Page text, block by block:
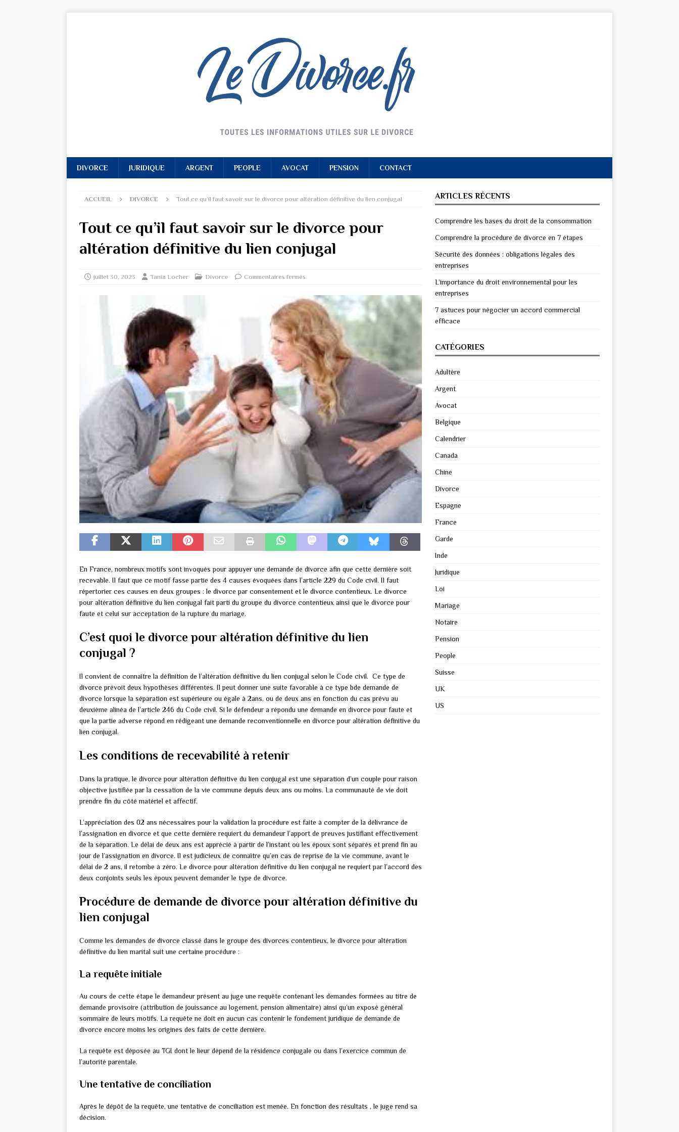
DIVORCE JURIDIQUE ARGENT PEOPLE AVOCAT PENSION CONTACT
ACCUEIL DIVORCE Tout ce qu’il faut savoir sur le divorce pour altération définitive du lien conjugal
Tout ce qu’il faut savoir sur le divorce pour
altération définitive du lien conjugal
juillet 30, 2023 Tania Locher Divorce Commentaires fermés
En France, nombreux motifs sont invoqués pour appuyer une demande de divorce afin que cette dernière soit
recevable. Il faut que ce motif fasse partie des 4 causes évoquées dans l’article 229 du Code civil. Il faut
répertorier ces causes en deux groupes : le divorce par consentement et le divorce contentieux. Le divorce
pour altération définitive du lien conjugal fait parti du groupe du divorce contentieux ainsi que le divorce pour
faute et celui sur acceptation de la rupture du mariage.
C’est quoi le divorce pour altération définitive du lien
conjugal ?
Il convient de connaître la définition de l’altération définitive du lien conjugal selon le Code civil. Ce type de
divorce prévoit deux hypothèses différentes. Il peut donner une suite favorable à ce type bde demande de
divorce lorsque la séparation est supérieure ou égale à 2ans, ou de deux ans en fonction du cas prévu au
deuxième alinéa de l’article 246 du Code civil. Si le défendeur a répondu une demande en divorce pour faute et
que la partie adverse répond en rédigeant une demande reconventionnelle en divorce pour altération définitive du
lien conjugal.
Les conditions de recevabilité à retenir
Dans la pratique, le divorce pour altération définitive du lien conjugal est une séparation d’un couple pour raison
objective justifiée par la cessation de la vie commune depuis deux ans ou moins. La communauté de vie doit
prendre fin du côté matériel et affectif.
L’appréciation des 02 ans nécessaires pour la validation la procédure est faite à compter de la délivrance de
l’assignation en divorce et que cette dernière requiert du demandeur l’apport de preuves justifiant effectivement
de la séparation. Le délai de deux ans est apprécié à partir de l’instant où les époux sont séparés et prend fin au
jour de l’assignation en divorce. Il est judicieux de connaître qu’en cas de reprise de la vie commune, avant le
délai de 2 ans, il retombe à zéro. Le divorce pour altération définitive du lien conjugal ne requiert par l’accord des
deux conjoints seuls les époux peuvent demander le type de divorce.
Procédure de demande de divorce pour altération définitive du
lien conjugal
Comme les demandes de divorce classé dans le groupe des divorces contentieux, le divorce pour altération
définitive du lien marital suit une certaine procédure :
La requête initiale
Au cours de cette étape le demandeur présent au juge une requête contenant les demandes formées au titre de
demande provisoire (attribution de jouissance au logement, pension alimentaire) ainsi qu’un exposé général
sommaire de leurs motifs. La requête ne doit en aucun cas contenir le fondement juridique de demande de
divorce encore moins les origines des faits de cette dernière.
La requête est déposée au TGI dont le lieur dépend de la résidence conjugale ou dans l’exercice commun de
l’autorité parentale.
Une tentative de conciliation
Après le dépôt de la requête, une tentative de conciliation est menée. En fonction des résultats , le juge rend sa
décision.
ARTICLES RÉCENTS
Comprendre les bases du droit de la consommation
Comprendre la procédure de divorce en 7 étapes
Sécurité des données : obligations légales des
entreprises
L’importance du droit environnemental pour les
entreprises
7 astuces pour négocier un accord commercial
efficace
CATÉGORIES
Adultère
Argent
Avocat
Belgique
Calendrier
Canada
Chine
Divorce
Espagne
France
Garde
Inde
Juridique
Loi
Mariage
Notaire
Pension
People
Suisse
UK
US